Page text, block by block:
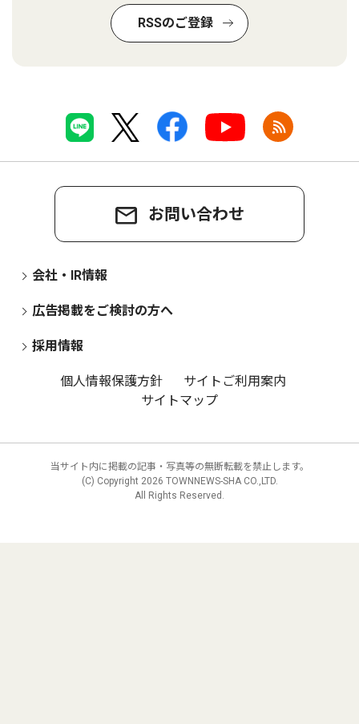
RSSのご登録
お問い合わせ
会社・IR情報
広告掲載をご検討の方へ
採用情報
個人情報保護方針
サイトご利用案内
サイトマップ
当サイト内に掲載の記事・写真等の無断転載を禁止します。
(C) Copyright 2026 TOWNNEWS-SHA CO.,LTD.
All Rights Reserved.